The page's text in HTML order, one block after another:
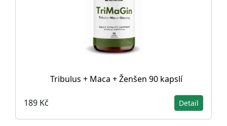
Tribulus + Maca + Ženšen 90 kapslí
189 Kč Detail